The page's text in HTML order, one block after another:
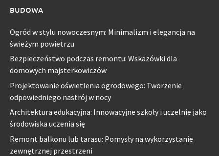
BUDOWA
Ogród w stylu nowoczesnym: Minimalizm i elegancja na
świeżym powietrzu
Bezpieczeństwo podczas remontu: Wskazówki dla
domowych majsterkowiczów
Projektowanie oświetlenia ogrodowego: Tworzenie
odpowiedniego nastrój w nocy
Architektura edukacyjna: Innowacyjne szkoły i uczelnie jako
środowiska uczenia się
Remont balkonu lub tarasu: Pomysły na wykorzystanie
zewnętrznej przestrzeni